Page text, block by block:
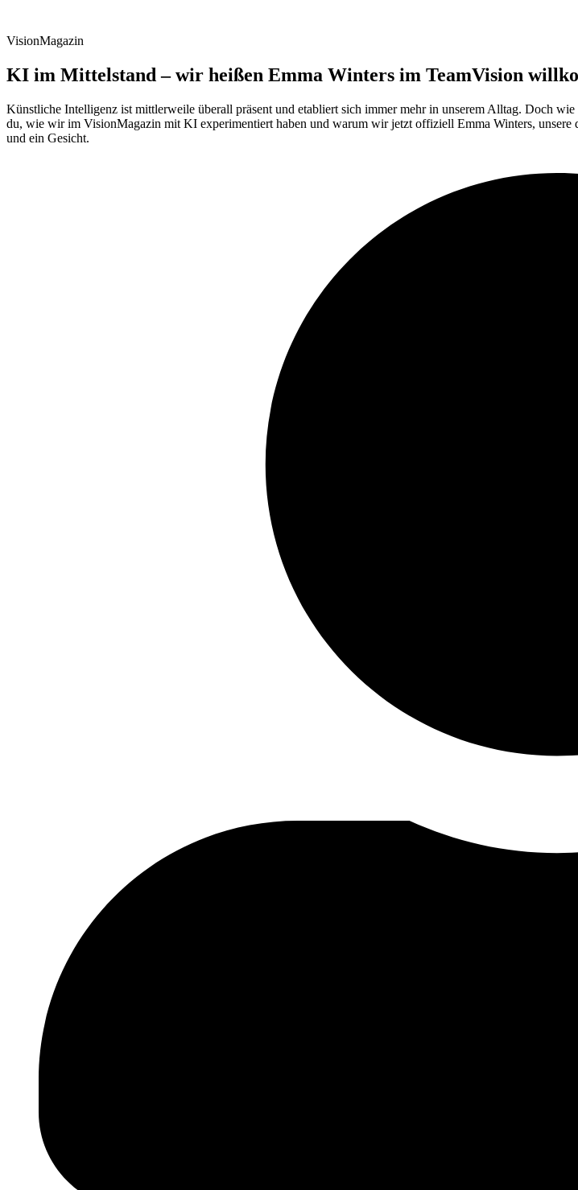
VisionMagazin
KI im Mittelstand – wir heißen Emma Winters im TeamVision
Künstliche Intelligenz ist mittlerweile überall präsent und etabliert sich immer mehr in unserem Alltag. Doch
du, wie wir im VisionMagazin mit KI experimentiert haben und warum wir jetzt offiziell Emma Winters,
und ein Gesicht.